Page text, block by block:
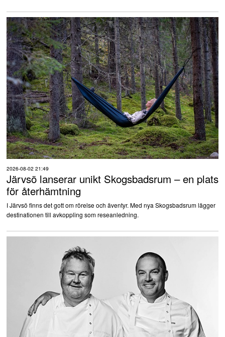
2026-08-02 21:49
Järvsö lanserar unikt Skogsbadsrum – en plats
för återhämtning
I Järvsö finns det gott om rörelse och äventyr. Med nya Skogsbadsrum lägger
destinationen till avkoppling som reseanledning.